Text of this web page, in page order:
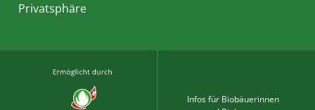
Privatsphäre
Infos für Biobäuerinnen